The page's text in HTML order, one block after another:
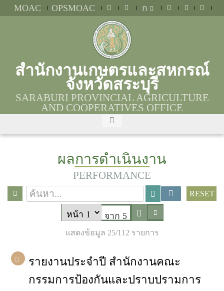
MOAC OPSMOAC ก
สำนักงานเกษตรและสหกรณ์
จังหวัดสระบุรี
SARABURI PROVINCIAL AGRICULTURE
AND COOPERATIVES OFFICE
ผลการดำเนินงาน
PERFORMANCE
RESET
จาก 5
แสดงข้อมูล 25/112 รายการ
รายงานประจำปี สำนักงานคณะ
กรรมการป้องกันและปราบปรามการ